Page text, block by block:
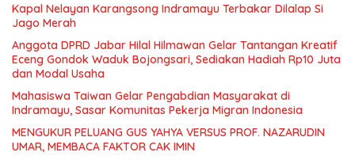
Kapal Nelayan Karangsong Indramayu Terbakar Dilalap Si
Jago Merah
Anggota DPRD Jabar Hilal Hilmawan Gelar Tantangan Kreatif
Eceng Gondok Waduk Bojongsari, Sediakan Hadiah Rp10 Juta
dan Modal Usaha
Mahasiswa Taiwan Gelar Pengabdian Masyarakat di
Indramayu, Sasar Komunitas Pekerja Migran Indonesia
MENGUKUR PELUANG GUS YAHYA VERSUS PROF. NAZARUDIN
UMAR, MEMBACA FAKTOR CAK IMIN